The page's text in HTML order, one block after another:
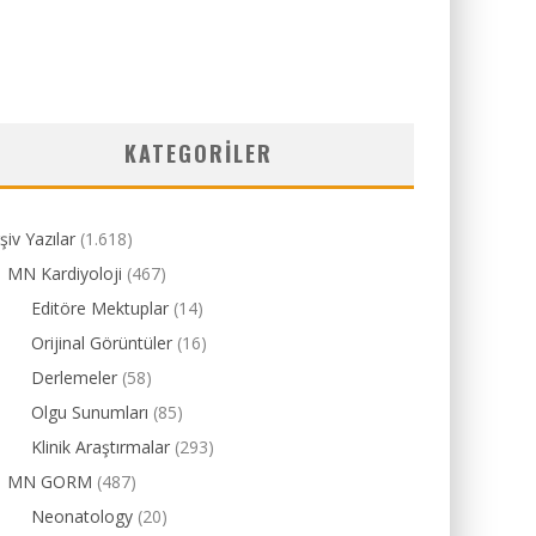
KATEGORILER
Yazılar (1.618)
MN Kardiyoloji (467)
Editöre Mektuplar (14)
Orijinal Görüntüler (16)
Derlemeler (58)
Olgu Sunumları (85)
Klinik Araştırmalar (293)
MN GORM (487)
Neonatology (20)